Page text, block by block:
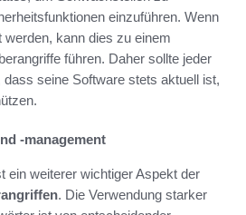
einzuführen. Wenn
kann dies zu einem
führen. Daher sollte jeder
seine Software stets aktuell ist,
-management
ein weiterer wichtiger Aspekt der
. Die Verwendung starker